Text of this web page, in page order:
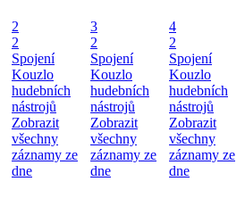
2
2
Spojení
Kouzlo
hudebních
nástrojů
Zobrazit
všechny
záznamy ze
dne
3
2
Spojení
Kouzlo
hudebních
nástrojů
Zobrazit
všechny
záznamy ze
dne
4
2
Spojení
Kouzlo
hudebních
nástrojů
Zobrazit
všechny
záznamy ze
dne